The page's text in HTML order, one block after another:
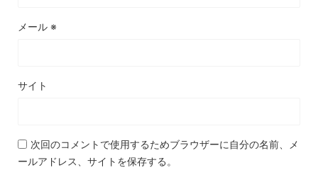
メール ※
サイト
次回のコメントで使用するためブラウザーに自分の名前、メ
ールアドレス、サイトを保存する。